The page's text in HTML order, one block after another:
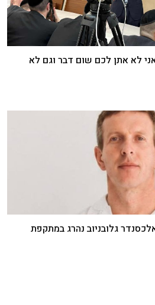
לא אתן לכם שום דבר וגם לא
גלובניוב נהרג במתקפת